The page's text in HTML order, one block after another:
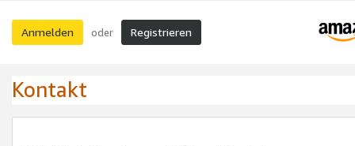
Anmelden oder Registrieren
Kontakt